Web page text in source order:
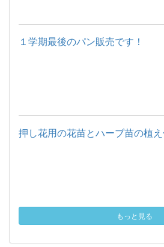
１学期最後のパン販売です！
押し花用の花苗とハーブ苗の植え
もっと見る